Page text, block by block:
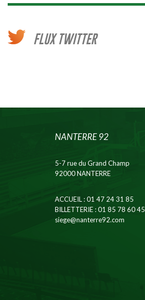
FLUX TWITTER
NANTERRE 92
5-7 rue du Grand Champ
92000 NANTERRE
ACCUEIL: 01 47 24 31 85
BILLETTERIE: 01 85 78 60 45
siege@nanterre92.com